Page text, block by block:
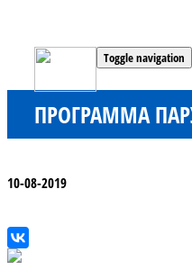
Toggle navigation
ПРОГРАММА
10-08-2019